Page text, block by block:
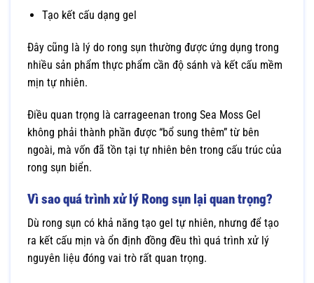
Tạo kết cấu dạng gel
Đây cũng là lý do rong sụn thường được ứng dụng trong
nhiều sản phẩm thực phẩm cần độ sánh và kết cấu mềm
mịn tự nhiên.
Điều quan trọng là carrageenan trong Sea Moss Gel
không phải thành phần được “bổ sung thêm” từ bên
ngoài, mà vốn đã tồn tại tự nhiên bên trong cấu trúc của
rong sụn biển.
Vì sao quá trình xử lý Rong sụn lại quan trọng?
Dù rong sụn có khả năng tạo gel tự nhiên, nhưng để tạo
ra kết cấu mịn và ổn định đồng đều thì quá trình xử lý
nguyên liệu đóng vai trò rất quan trọng.